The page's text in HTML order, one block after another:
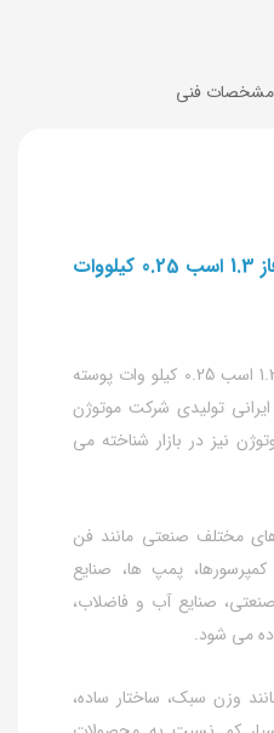
مشخصات فنی
الکتروموتور موتوژن سه فاز 1.3 اسب 0.25 کیلووات
1.3 اسب 0.25 کیلو وات پوسته
ایرانی تولیدی شرکت موتوژن
نیز در بازار شناخته می
مختلف صنعتی مانند فن
پمپ ها، صنایع
صنایع آب و فاضلاب،
می شود.
وزن سبک، ساختار ساده،